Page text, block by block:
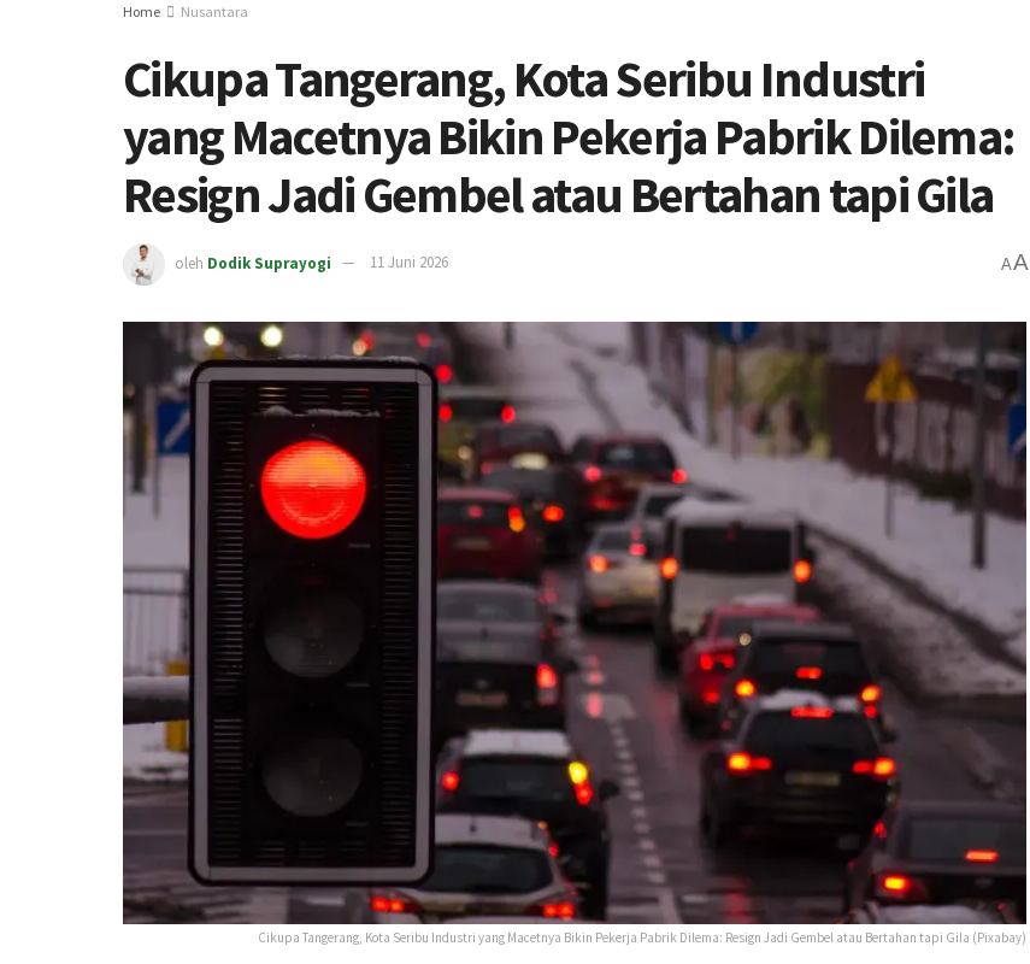
Home Nusantara
Cikupa Tangerang, Kota Seribu Industri
yang Macetnya Bikin Pekerja Pabrik Dilema:
Resign Jadi Gembel atau Bertahan tapi Gila
oleh Dodik Suprayogi 11 Juni 2026 AA
Cikupa Tangerang, Kota Seribu Industri yang Macetnya Bikin Pekerja Pabrik Dilema: Resign Jadi Gembel atau Bertahan tapi Gila (Pixabay)